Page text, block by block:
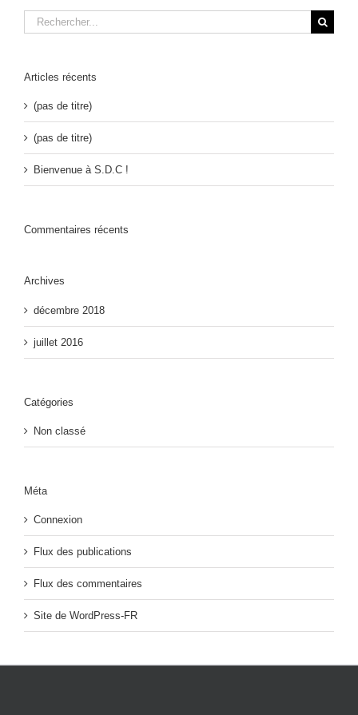
Rechercher:
Articles récents
(pas de titre)
(pas de titre)
Bienvenue à S.D.C !
Commentaires récents
Archives
décembre 2018
juillet 2016
Catégories
Non classé
Méta
Connexion
Flux des publications
Flux des commentaires
Site de WordPress-FR